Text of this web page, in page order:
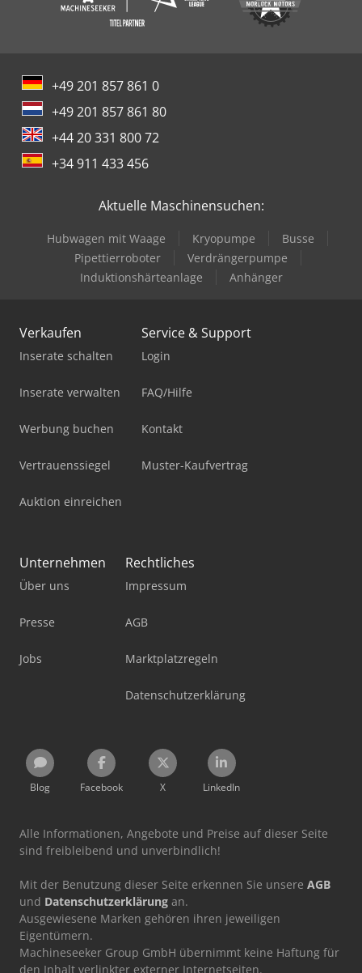
+49 201 857 861 0
+49 201 857 861 80
+44 20 331 800 72
+34 911 433 456
Aktuelle Maschinensuchen:
Hubwagen mit Waage Kryopumpe
Busse
Pipettierroboter
Verdrängerpumpe
Induktionshärteanlage
Anhänger
Verkaufen
Inserate schalten
Inserate verwalten
Werbung buchen
Vertrauenssiegel
Auktion einreichen
Service & Support
Login
FAQ/Hilfe
Kontakt
Muster-Kaufvertrag
Unternehmen
Über uns
Presse
Jobs
Rechtliches
Impressum
AGB
Marktplatzregeln
Datenschutzerklärung
Blog Facebook X LinkedIn
Alle Informationen, Angebote und Preise auf dieser Seite
sind freibleibend und unverbindlich!
Mit der Benutzung dieser Seite erkennen Sie unsere AGB
und Datenschutzerklärung an.
Ausgewiesene Marken gehören ihren jeweiligen
Eigentümern.
Machineseeker Group GmbH übernimmt keine Haftung für
den Inhalt verlinkter externer Internetseiten.